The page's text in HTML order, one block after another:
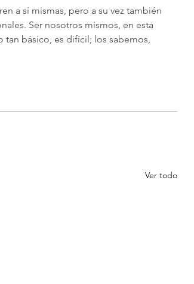
a sí mismas, pero a su vez también
Ser nosotros mismos, en esta
básico, es difícil; los sabemos,
Ver todo